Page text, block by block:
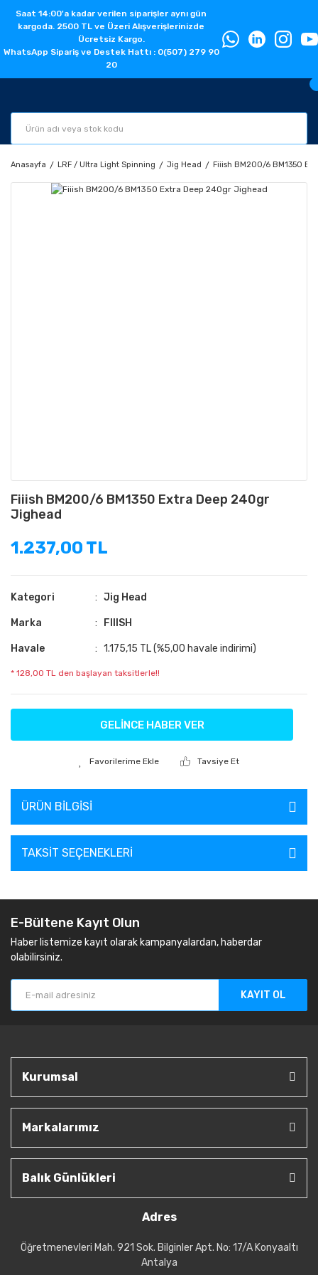
Saat 14:00'a kadar verilen siparişler aynı gün
kargoda. 2500 TL ve Üzeri Alışverişlerinizde
Ücretsiz Kargo.
WhatsApp Sipariş ve Destek Hattı : 0(507) 279 90
20
Anasayfa LRF / Ultra Light Spinning Jig Head Fiiish BM200/6 BM1350
Fiiish BM200/6 BM1350 Extra Deep 240gr
Jighead
1.237,00 TL
Kategori Jig Head
Marka FIIISH
Havale 1.175,15 TL (%5,00 havale indirimi)
* 128,00 TL den başlayan taksitlerle!!
GELİNCE HABER VER
Tavsiye Et
ÜRÜN BILGISI
TAKSIT SEÇENEKLERI
E-Bültene Kayıt Olun
Haber listemize kayıt olarak kampanyalardan, haberdar
olabilirsiniz.
KAYIT OL
Kurumsal
Markalarımız
Balık Günlükleri
Adres
Öğretmenevleri Mah. 921 Sok. Bilginler Apt. No: 17/A Konyaaltı
Antalya